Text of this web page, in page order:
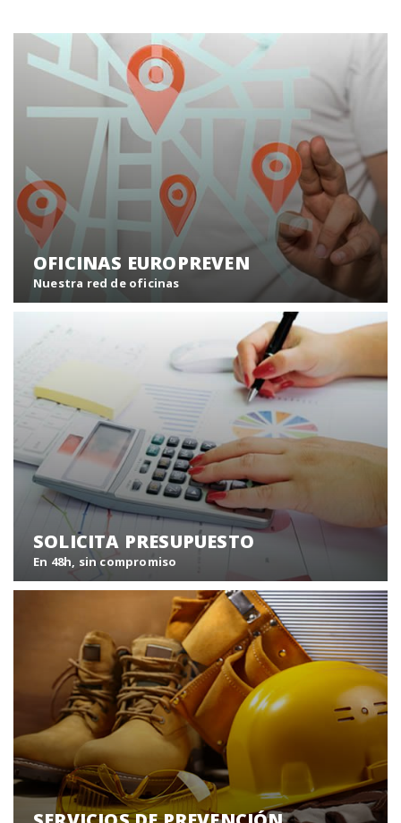
OFICINAS EUROPREVEN
Nuestra red de oficinas
Europreven ofrece una amplia cobertura a todo el
territorio nacional con una red asistencial propia de
más de 70 centros y unidades móviles.
SOLICITA PRESUPUESTO
En 48h, sin compromiso
Solicite su presupuesto SIN COMPROMISO, y en menos
de 48 horas nos pondremos en contacto con usted.
Solicitar presupuesto